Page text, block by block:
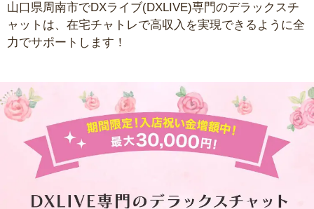
山口県周南市でDXライブ(DXLIVE)専門のデラックスチ
ャットは、在宅チャトレで高収入を実現できるように全
力でサポートします！